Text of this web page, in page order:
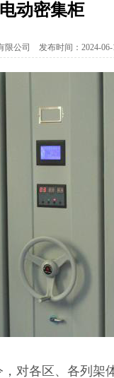
电动密集柜
限公司 发布时间：2024-
对各区、各列